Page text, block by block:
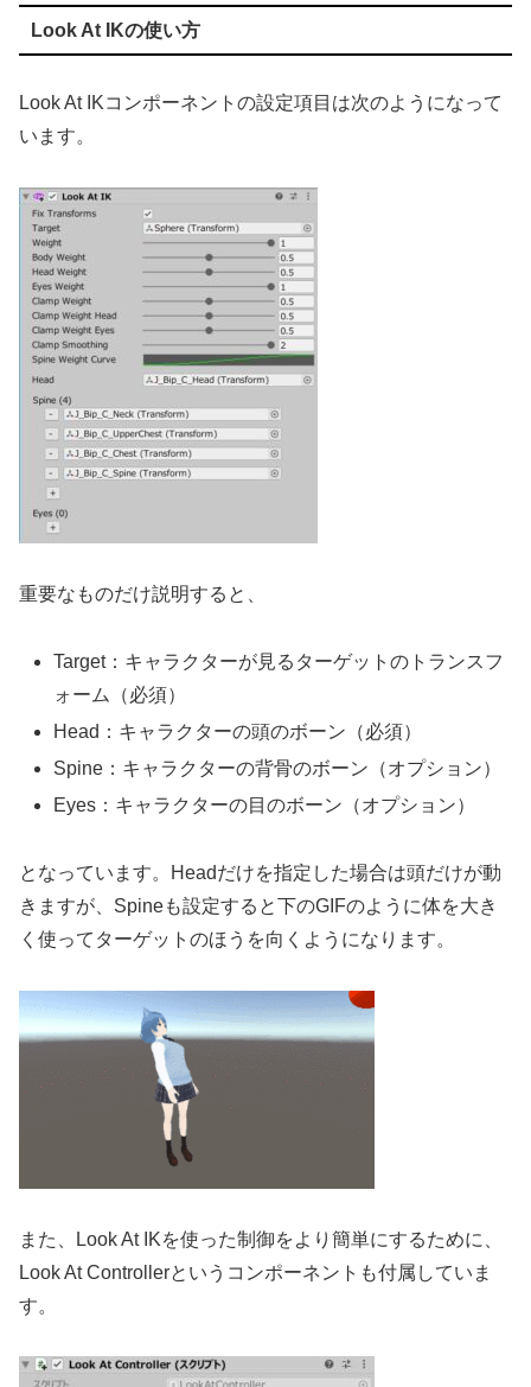
Look At IKの使い方
Look At IKコンポーネントの設定項目は次のようになって
います。
重要なものだけ説明すると、
Target：キャラクターが見るターゲットのトランスフ
ォーム（必須）
Head：キャラクターの頭のボーン（必須）
Spine：キャラクターの背骨のボーン（オプション）
Eyes：キャラクターの目のボーン（オプション）
となっています。Headだけを指定した場合は頭だけが動
きますが、Spineも設定すると下のGIFのように体を大き
く使ってターゲットのほうを向くようになります。
また、Look At IKを使った制御をより簡単にするために、
Look At Controllerというコンポーネントも付属していま
す。